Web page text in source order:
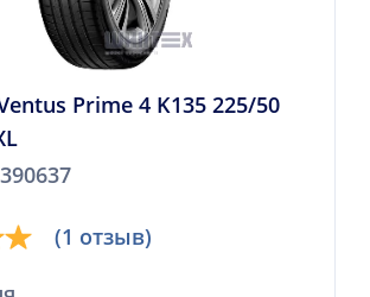
Prime 4 K135 225/50
(1 отзыв)